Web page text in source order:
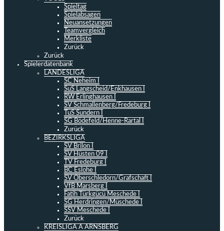
Spieltag
Spielabsagen
Neuansetzungen
Teamvergleich
Merkliste
Zurück
Zurück
Spielerdatenbank
LANDESLIGA
SC Neheim I
SuS Langscheid/Enkhausen I
RW Erlinghausen I
SV Schmallenberg/Fredeburg I
TuS Sundern I
SG Bödefeld/Henne-Rartal I
Zurück
BEZIRKSLIGA
SV Brilon I
SV Hüsten 09 I
TV Fredeburg I
BC Eslohe I
SV Oberschledorn/Grafschaft I
VfB Marsberg I
Fatih Türkgücü Meschede I
SG Herdringen/Müschede I
SSV Meschede I
Zurück
KREISLIGA A ARNSBERG